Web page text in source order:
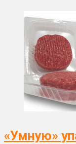
«Умную»